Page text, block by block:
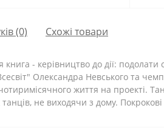
(0) Схожі товари
- керівництво до дії:
Олександра Невського та
життя на проекті.
не виходячи з дому.